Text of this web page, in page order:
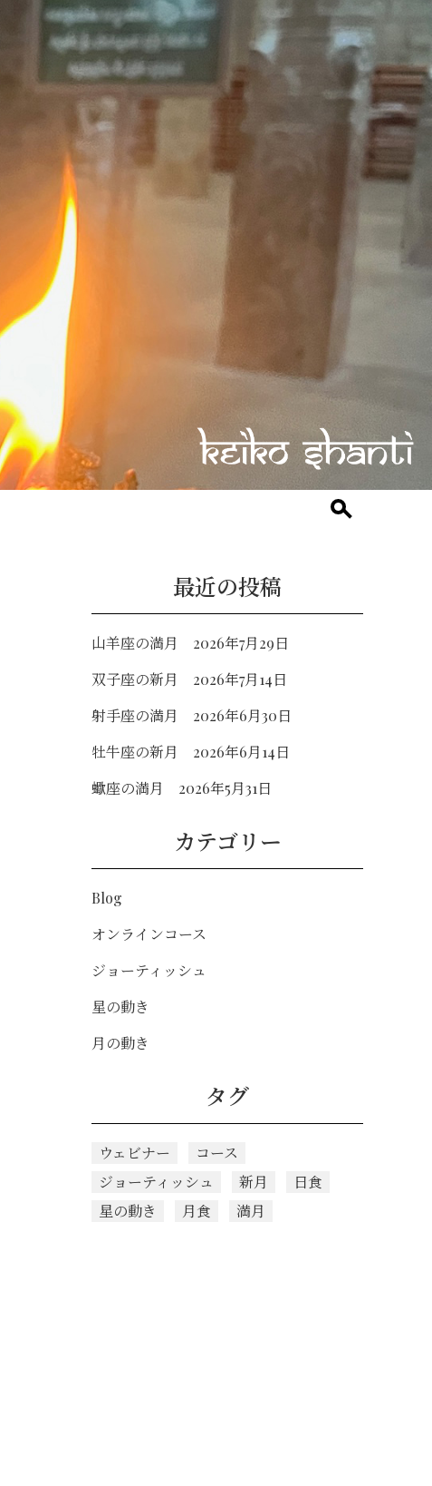
最近の投稿
山羊座の満月 2026年7月29日
双子座の新月 2026年7月14日
射手座の満月 2026年6月30日
牡牛座の新月 2026年6月14日
蠍座の満月 2026年5月31日
カテゴリー
Blog
オンラインコース
ジョーティッシュ
星の動き
月の動き
タグ
ウェビナー
コース
ジョーティッシュ
新月
日食
星の動き
月食 満月